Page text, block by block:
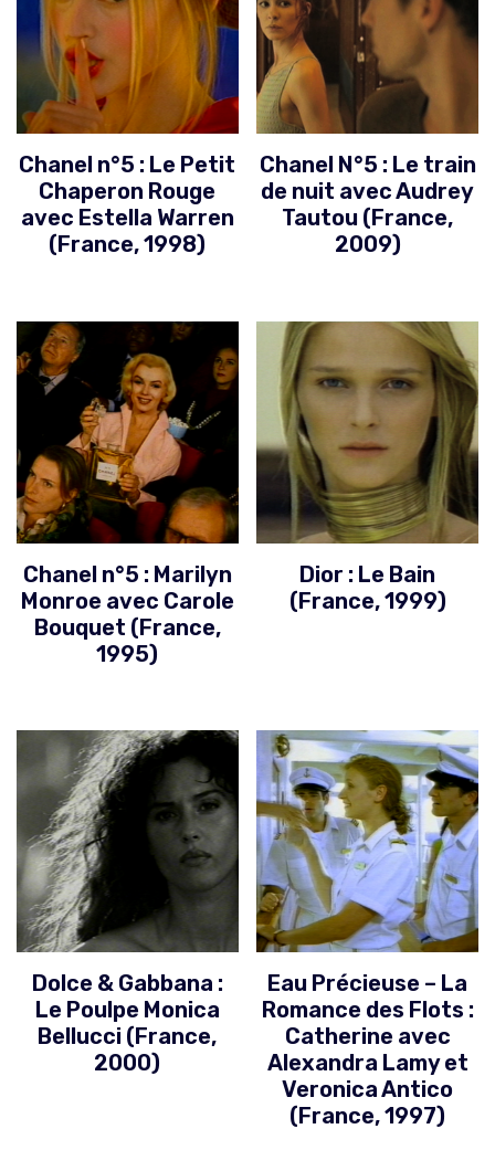
Chanel n°5 : Le Petit
Chaperon Rouge
avec Estella Warren
(France, 1998)
Chanel N°5 : Le train
de nuit avec Audrey
Tautou (France,
2009)
Chanel n°5 : Marilyn
Monroe avec Carole
Bouquet (France,
1995)
Dior : Le Bain
(France, 1999)
Dolce & Gabbana :
Le Poulpe Monica
Bellucci (France,
2000)
Eau Précieuse – La
Romance des Flots :
Catherine avec
Alexandra Lamy et
Veronica Antico
(France, 1997)